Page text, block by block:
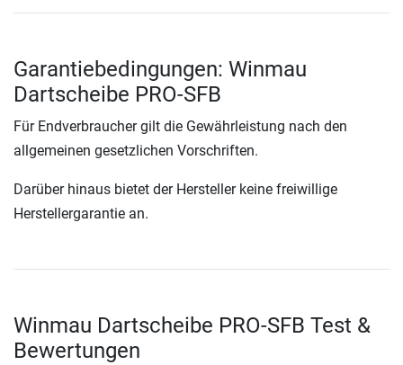
Garantiebedingungen: Winmau
Dartscheibe PRO-SFB
Für Endverbraucher gilt die Gewährleistung nach den
allgemeinen gesetzlichen Vorschriften.
Darüber hinaus bietet der Hersteller keine freiwillige
Herstellergarantie an.
Winmau Dartscheibe PRO-SFB Test &
Bewertungen